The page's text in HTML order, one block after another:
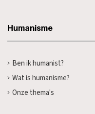
Humanisme
Ben ik humanist?
Wat is humanisme?
Onze thema's